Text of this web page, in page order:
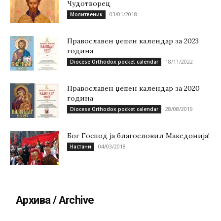
Чудотворец
Молитвеник 03/01/2018
Православен џепен календар за 2023
година
Diocese Orthodox pocket calendar 18/11/2022
Православен џепен календар за 2020
година
Diocese Orthodox pocket calendar 28/08/2019
Бог Господ ја благословил Македонија!
Настани 04/03/2018
Архива / Archive